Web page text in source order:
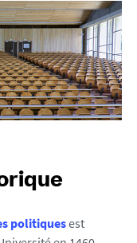
politiquesest